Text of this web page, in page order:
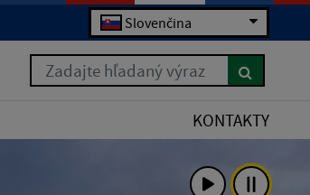
Slovenčina
Zadajte hľadaný výraz
KONTAKTY